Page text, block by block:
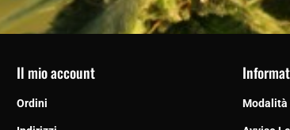
Il mio account
Ordini Modalità